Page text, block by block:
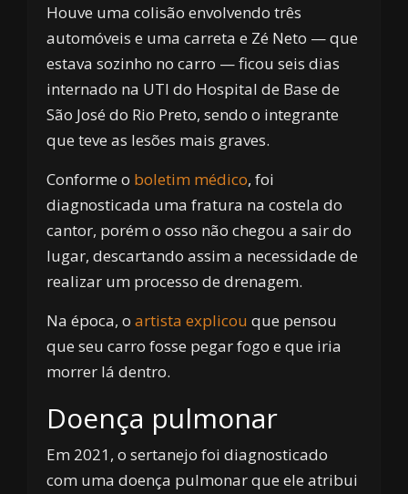
Houve uma colisão envolvendo três
automóveis e uma carreta e Zé Neto — que
estava sozinho no carro — ficou seis dias
internado na UTI do Hospital de Base de
São José do Rio Preto, sendo o integrante
que teve as lesões mais graves.
Conforme o boletim médico, foi
diagnosticada uma fratura na costela do
cantor, porém o osso não chegou a sair do
lugar, descartando assim a necessidade de
realizar um processo de drenagem.
Na época, o artista explicou que pensou
que seu carro fosse pegar fogo e que iria
morrer lá dentro.
Doença pulmonar
Em 2021, o sertanejo foi diagnosticado
com uma doença pulmonar que ele atribui